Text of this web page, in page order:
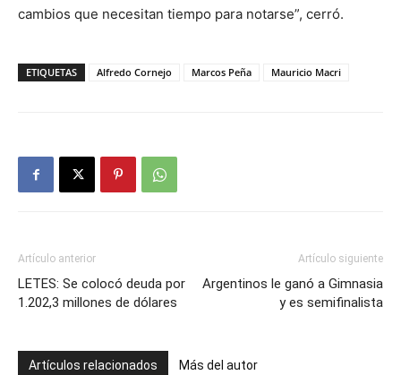
cambios que necesitan tiempo para notarse”, cerró.
ETIQUETAS Alfredo Cornejo Marcos Peña Mauricio Macri
Artículo anterior
LETES: Se colocó deuda por
1.202,3 millones de dólares
Artículo siguiente
Argentinos le ganó a Gimnasia
y es semifinalista
Artículos relacionados Más del autor